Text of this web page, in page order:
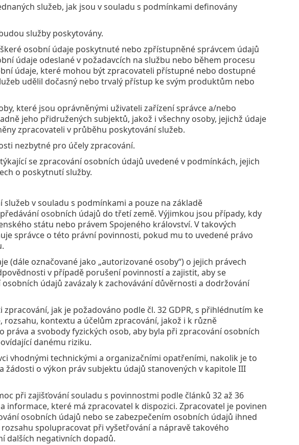
služeb, jak jsou v souladu s podmínkami definovány
služby poskytovány.
osobní údaje poskytnuté nebo zpřístupněné správcem údajů
údaje odeslané v požadavcích na službu nebo během procesu
údaje, které mohou být zpracovateli přístupné nebo dostupné
udělil dočasný nebo trvalý přístup ke svým produktům nebo
které jsou oprávněnými uživateli zařízení správce a/nebo
jeho přidružených subjektů, jakož i všechny osoby, jejichž údaje
zpracovateli v průběhu poskytování služeb.
nezbytné pro účely zpracování.
se zpracování osobních údajů uvedené v podmínkách, jejich
o poskytnutí služby.
v souladu s podmínkami a pouze na základě
osobních údajů do třetí země. Výjimkou jsou případy, kdy
státu nebo právem Spojeného království. V takových
správce o této právní povinnosti, pokud mu to uvedené právo
(dále označované jako „autorizované osoby“) o jejich právech
v případě porušení povinností a zajistit, aby se
údajů zavázaly k zachovávání důvěrnosti a dodržování
jak je požadováno podle čl. 32 GDPR, s přihlédnutím ke
kontextu a účelům zpracování, jakož i k různě
a svobody fyzických osob, aby byla při zpracování osobních
danému riziku.
vhodnými technickými a organizačními opatřeními, nakolik je to
o výkon práv subjektu údajů stanovených v kapitole III
při zajišťování souladu s povinnostmi podle článků 32 až 36
informace, které má zpracovatel k dispozici. Zpracovatel je povinen
osobních údajů nebo se zabezpečením osobních údajů ihned
spolupracovat při vyšetřování a nápravě takového
dalších negativních dopadů.